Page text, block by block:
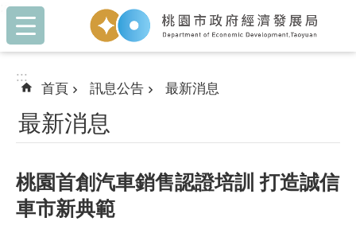
跳到主要內容區塊
:::
:::
首頁 訊息公告 最新消息
最新消息
桃園首創汽車銷售認證培訓 打造誠信
車市新典範